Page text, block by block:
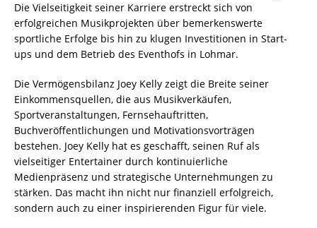
Die Vielseitigkeit seiner Karriere erstreckt sich von
erfolgreichen Musikprojekten über bemerkenswerte
sportliche Erfolge bis hin zu klugen Investitionen in Start-
ups und dem Betrieb des Eventhofs in Lohmar.
Die Vermögensbilanz Joey Kelly zeigt die Breite seiner
Einkommensquellen, die aus Musikverkäufen,
Sportveranstaltungen, Fernsehauftritten,
Buchveröffentlichungen und Motivationsvorträgen
bestehen. Joey Kelly hat es geschafft, seinen Ruf als
vielseitiger Entertainer durch kontinuierliche
Medienpräsenz und strategische Unternehmungen zu
stärken. Das macht ihn nicht nur finanziell erfolgreich,
sondern auch zu einer inspirierenden Figur für viele.